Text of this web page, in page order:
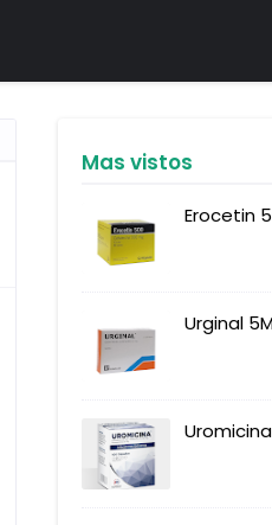
Mas vistos
Erocetin
Urginal